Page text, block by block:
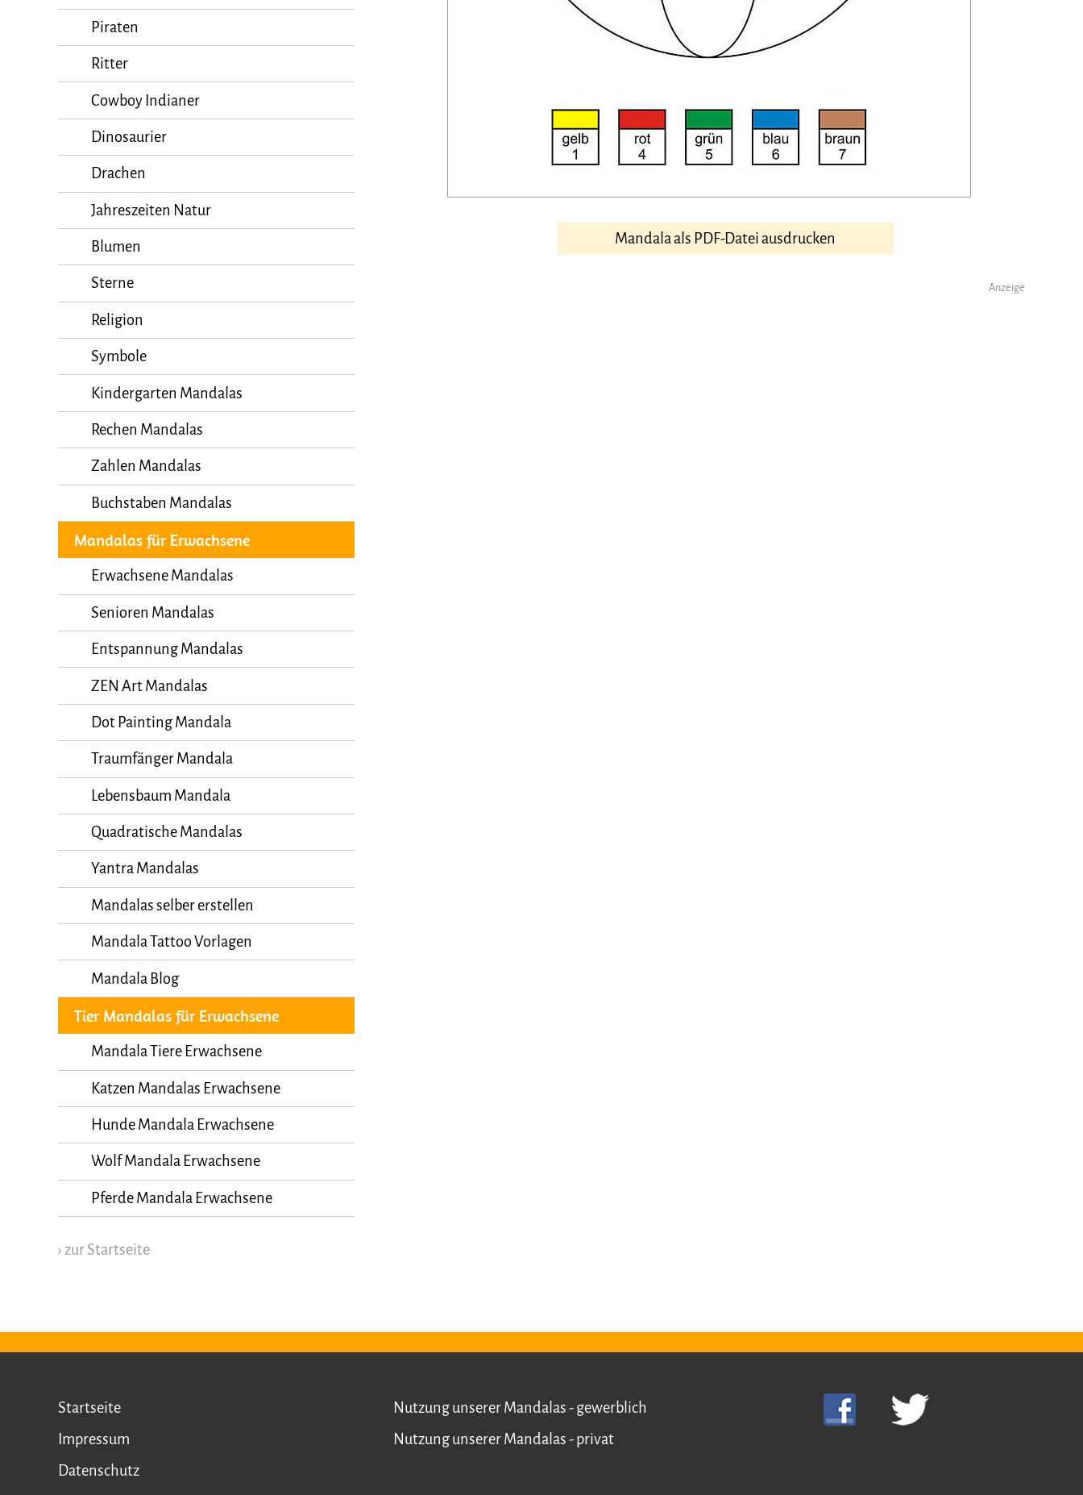
Piraten
Ritter
Cowboy Indianer
Dinosaurier
Drachen
Jahreszeiten Natur
Blumen
Sterne
Religion
Symbole
Kindergarten Mandalas
Rechen Mandalas
Zahlen Mandalas
Buchstaben Mandalas
Mandalas für Erwachsene
Erwachsene Mandalas
Senioren Mandalas
Entspannung Mandalas
ZEN Art Mandalas
Dot Painting Mandala
Traumfänger Mandala
Lebensbaum Mandala
Quadratische Mandalas
Yantra Mandalas
Mandalas selber erstellen
Mandala Tattoo Vorlagen
Mandala Blog
Tier Mandalas für Erwachsene
Mandala Tiere Erwachsene
Katzen Mandalas Erwachsene
Hunde Mandala Erwachsene
Wolf Mandala Erwachsene
Pferde Mandala Erwachsene
› zur Startseite
Mandala als PDF-Datei ausdrucken
Anzeige
Startseite
Impressum
Datenschutz
Nutzung unserer Mandalas - gewerblich
Nutzung unserer Mandalas - privat